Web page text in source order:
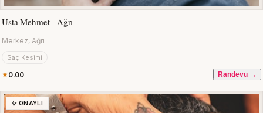
Usta Mehmet - Ağrı
Merkez, Ağrı
Saç Kesimi
0.00 Randevu →
✨ ONAYLI